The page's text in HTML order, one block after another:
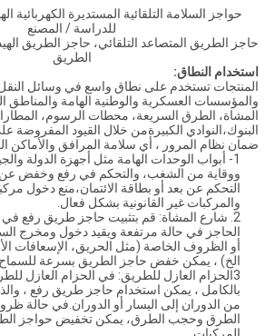
حواجز السلامة التلقائية المستديرة الكهربائية
للدراسة / المصنع
حاجز الطريق المتصاعد التلقائي، حاجز الطريق
الطريق
استخدام النطاق:
المنتجات تستخدم على نطاق واسع في وسائل
والمؤسسات العسكرية والوطنية الهامة والمناطق
المشاة، الطرق السريعة، محطات الرسوم،
البنوك،النوادي الكبيرةمن خلال القيود المفروضة
ضمان نظام المرور ، أي سلامة المرافق والأماكن
1- أبواب الوحدات الهامة مثل أجهزة الدولة
ووقاية من الشغب، والتحكم في رفع وخفض عن
التحكم عن بعد أو بطاقة الائتمان،منع دخول
والمركبات غير القانونية بشكل فعال.
2. شارع المشاة: قم بتثبيت حاجز طريق رفع
الحاجز في حالة مرتفعة ويقيد دخول ومخرج
أو الظروف الخاصة (مثل الحريق، الإسعافات
الخ) ، يمكن خفض حاجز الطريق بسرعة للسماح
3الحزام العازل للطريق: في الحزام العازل
بالكامل ، يمكن استخدام حاجز طريق رفع ،
من الدوران إلى اليسار أو الدوران.في حالة
الطرق وحجب الطرق، يمكن تخفيض حواجز